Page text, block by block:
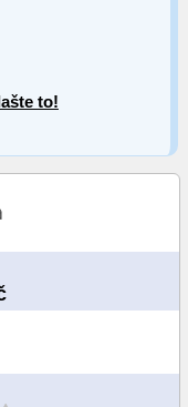
to!